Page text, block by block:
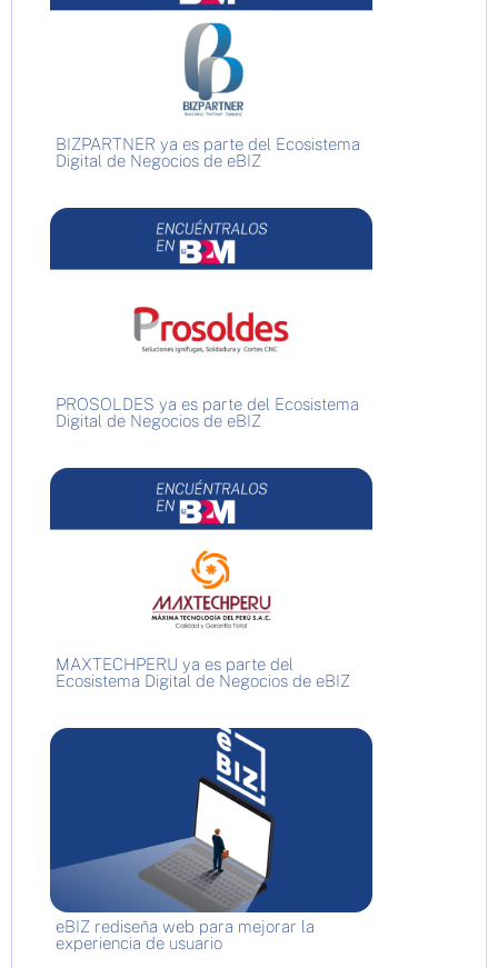
BIZPARTNER ya es parte del Ecosistema
Digital de Negocios de eBIZ
PROSOLDES ya es parte del Ecosistema
Digital de Negocios de eBIZ
MAXTECHPERU ya es parte del
Ecosistema Digital de Negocios de eBIZ
eBIZ rediseña web para mejorar la
experiencia de usuario